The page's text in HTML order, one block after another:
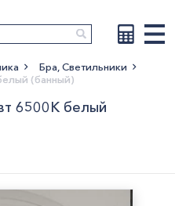
Бра, Светильники
(банный)
6500К белый